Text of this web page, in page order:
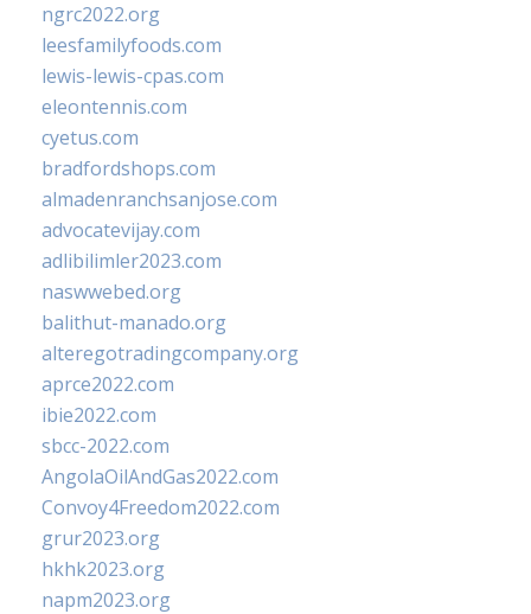
ngrc2022.org
leesfamilyfoods.com
lewis-lewis-cpas.com
eleontennis.com
cyetus.com
bradfordshops.com
almadenranchsanjose.com
advocatevijay.com
adlibilimler2023.com
naswwebed.org
balithut-manado.org
alteregotradingcompany.org
aprce2022.com
ibie2022.com
sbcc-2022.com
AngolaOilAndGas2022.com
Convoy4Freedom2022.com
grur2023.org
hkhk2023.org
napm2023.org